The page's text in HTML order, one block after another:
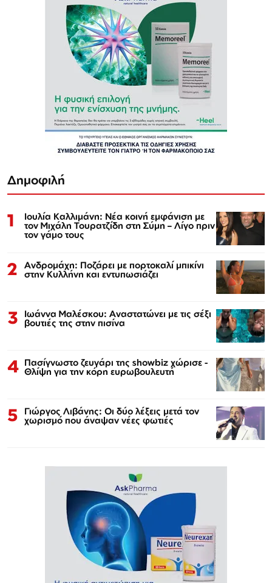
Δημοφιλή
1 Ιουλία Καλλιμάνη: Νέα κοινή εμφάνιση με
τον Μιχάλη Τουρατζίδη στη Σύμη – Λίγο πριν
τον γάμο τους
2 Ανδρομάχη: Ποζάρει με πορτοκαλί μπικίνι
στην Κυλλήνη και εντυπωσιάζει
3 Ιωάννα Μαλέσκου: Αναστατώνει με τις σέξι
βουτιές της στην πισίνα
4 Πασίγνωστο ζευγάρι της showbiz χώρισε -
Θλίψη για την κόρη ευρωβουλευτή
5 Γιώργος Λιβάνης: Οι δύο λέξεις μετά τον
χωρισμό που άναψαν νέες φωτιές